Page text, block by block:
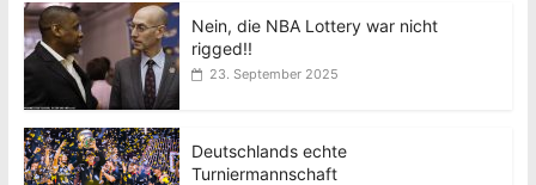
Nein, die NBA Lottery war nicht
rigged!!
23. September 2025
Deutschlands echte
Turniermannschaft